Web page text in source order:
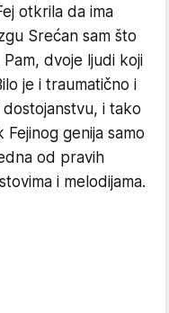
otkrila da ima
Srećan sam što
dvoje ljudi koji
je i traumatično i
dostojanstvu, i tako
genija samo
od pravih
i melodijama.